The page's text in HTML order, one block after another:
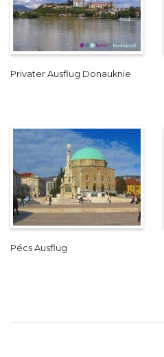
Privater Ausflug Donauknie
Pécs Ausflug